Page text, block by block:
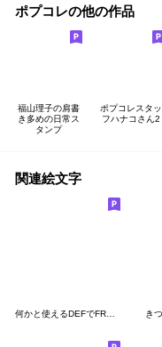
ポプコレの他の作品
福山理子の肩書
き多めの日常ス
タンプ
ポプコレスタッ
フハナコさん2
関連絵文字